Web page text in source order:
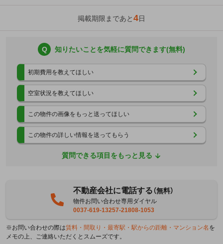
掲載期限まであと4日
Q 知りたいことを気軽に質問できます(無料)
初期費用を教えてほしい
空室状況を教えてほしい
この物件の画像をもっと送ってほしい
この物件の詳しい情報を送ってもらう
質問できる項目をもっと見る
不動産会社に電話する（無料）
物件お問い合わせ専用ダイヤル
0037-619-13257-21808-1053
※お問い合わせの際は賃料・間取り・最寄駅・駅からの距離・マンション名 を
メモの上、ご連絡いただくとスムーズです。